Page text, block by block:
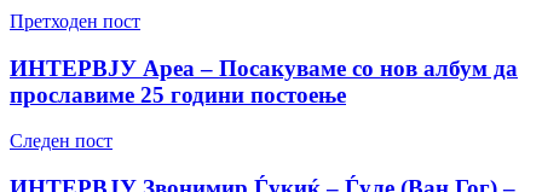
Претходен пост
ИНТЕРВЈУ Ареа – Посакуваме со нов албум да
прославиме 25 години постоење
Следен пост